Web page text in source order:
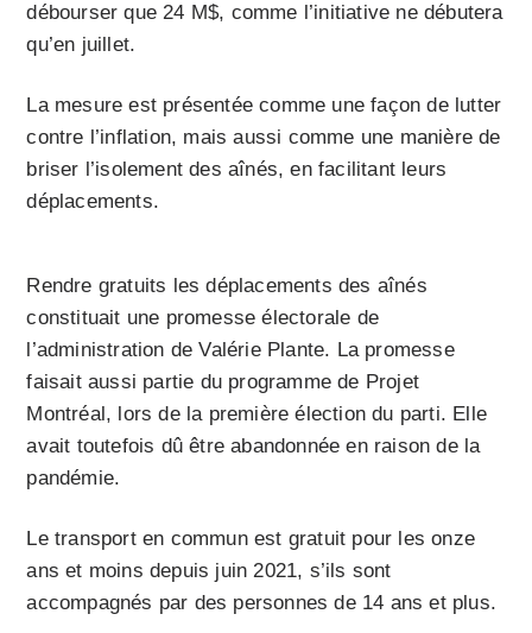
débourser que 24 M$, comme l’initiative ne débutera
qu’en juillet.
La mesure est présentée comme une façon de lutter
contre l’inflation, mais aussi comme une manière de
briser l’isolement des aînés, en facilitant leurs
déplacements.
Rendre gratuits les déplacements des aînés
constituait une promesse électorale de
l’administration de Valérie Plante. La promesse
faisait aussi partie du programme de Projet
Montréal, lors de la première élection du parti. Elle
avait toutefois dû être abandonnée en raison de la
pandémie.
Le transport en commun est gratuit pour les onze
ans et moins depuis juin 2021, s’ils sont
accompagnés par des personnes de 14 ans et plus.